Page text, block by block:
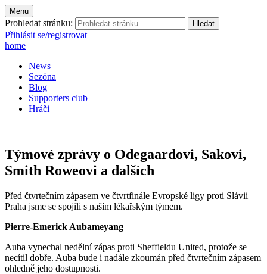
Menu
Prohledat stránku:
Přihlásit se/registrovat
home
News
Sezóna
Blog
Supporters club
Hráči
Týmové zprávy o Odegaardovi, Sakovi,
Smith Roweovi a dalších
Před čtvrtečním zápasem ve čtvrtfinále Evropské ligy proti Slávii
Praha jsme se spojili s naším lékařským týmem.
Pierre-Emerick Aubameyang
Auba vynechal nedělní zápas proti Sheffieldu United, protože se
necítil dobře. Auba bude i nadále zkoumán před čtvrtečním zápasem
ohledně jeho dostupnosti.